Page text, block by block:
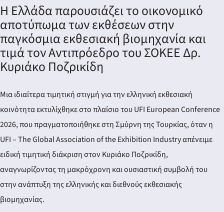
Η Ελλάδα παρουσιάζει το οικονομικό
αποτύπωμα των εκθέσεων στην
παγκόσμια εκθεσιακή βιομηχανία και
τιμά τον Αντιπρόεδρο του ΣΟΚΕΕ Δρ.
Κυριάκο Ποζρικίδη
Μια ιδιαίτερα τιμητική στιγμή για την ελληνική εκθεσιακή
κοινότητα εκτυλίχθηκε στο πλαίσιο του UFI European Conference
2026, που πραγματοποιήθηκε στη Σμύρνη της Τουρκίας, όταν η
UFI – The Global Association of the Exhibition Industry απένειμε
ειδική τιμητική διάκριση στον Κυριάκο Ποζρικίδη,
αναγνωρίζοντας τη μακρόχρονη και ουσιαστική συμβολή του
στην ανάπτυξη της ελληνικής και διεθνούς εκθεσιακής
βιομηχανίας.